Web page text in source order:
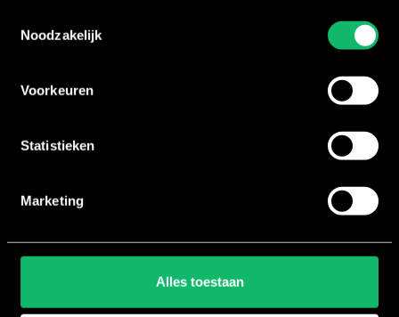
Noodzakelijk
Voorkeuren
Statistieken
Marketing
Alles toestaan
LXR® Shape
Over ons
Opleidingsdagen
Nieuws